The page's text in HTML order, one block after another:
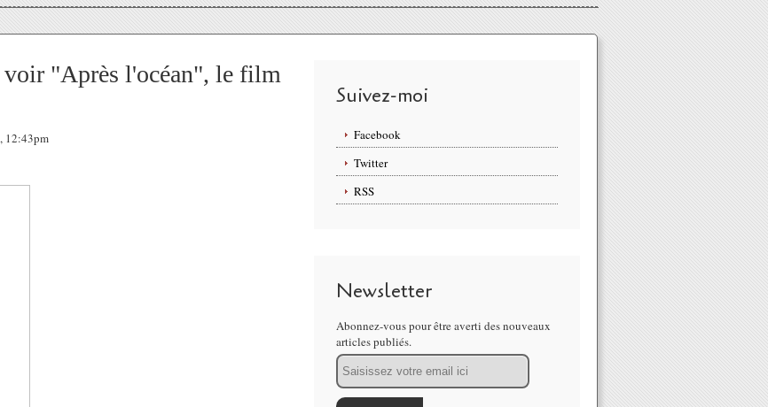
"Après l'océan", le film
12:43pm
Suivez-moi
Facebook
Twitter
RSS
Newsletter
Abonnez-vous pour être averti des nouveaux
articles publiés.
Email